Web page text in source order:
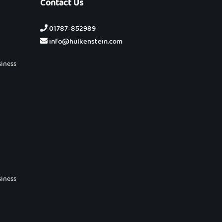
Contact Us
01787-852989
info@hulkenstein.com